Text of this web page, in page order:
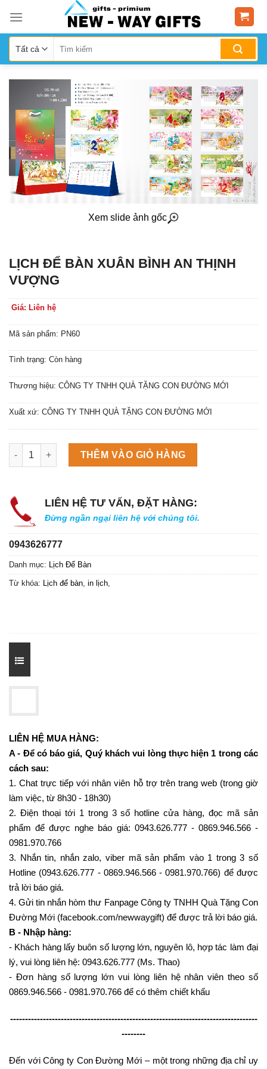
content
Xem slide ảnh gốc
LỊCH ĐỂ BÀN XUÂN BÌNH AN THỊNH
VƯỢNG
Giá: Liên hệ
Mã sản phẩm: PN60
Tình trạng: Còn hàng
Thương hiệu: CÔNG TY TNHH QUÀ TẶNG CON ĐƯỜNG MỚI
Xuất xứ: CÔNG TY TNHH QUÀ TẶNG CON ĐƯỜNG MỚI
Máy làm đá viên Scotsman NW458AS số lượng
THÊM VÀO GIỎ HÀNG
LIÊN HỆ TƯ VẤN, ĐẶT HÀNG:
Đừng ngần ngại liên hệ với chúng tôi.
0943626777
Danh mục: Lịch Để Bàn
Từ khóa: Lịch để bàn, in lịch,
LIÊN HỆ MUA HÀNG:
A - Để có báo giá, Quý khách vui lòng thực hiện 1 trong các
cách sau:
1. Chat trực tiếp với nhân viên hỗ trợ trên trang web (trong giờ
làm việc, từ 8h30 - 18h30)
2. Điện thoại tới 1 trong 3 số hotline cửa hàng, đọc mã sản
phẩm để được nghe báo giá: 0943.626.777 - 0869.946.566 -
0981.970.766
3. Nhắn tin, nhắn zalo, viber mã sản phẩm vào 1 trong 3 số
Hotline (0943.626.777 - 0869.946.566 - 0981.970.766) để được
trả lời báo giá.
4. Gửi tin nhắn hòm thư Fanpage Công ty TNHH Quà Tặng Con
Đường Mới (facebook.com/newwaygift) để được trả lời báo giá.
B - Nhập hàng:
- Khách hàng lấy buôn số lượng lớn, nguyên lô, hợp tác làm đại
lý, vui lòng liên hệ: 0943.626.777 (Ms. Thao)
- Đơn hàng số lượng lớn vui lòng liên hệ nhân viên theo số
0869.946.566 - 0981.970.766 để có thêm chiết khấu
-----------------------------------------------------------------------------------
--------
Đến với Công ty Con Đường Mới – một trong những địa chỉ uy